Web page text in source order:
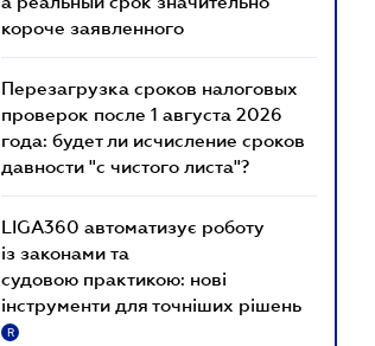
короче заявленного
Перезагрузка сроков налоговых
проверок после 1 августа 2026
года: будет ли исчисление сроков
давности "с чистого листа"?
LIGA360 автоматизує роботу
із законами та
судовою практикою: нові
інструменти для точніших рішень
R